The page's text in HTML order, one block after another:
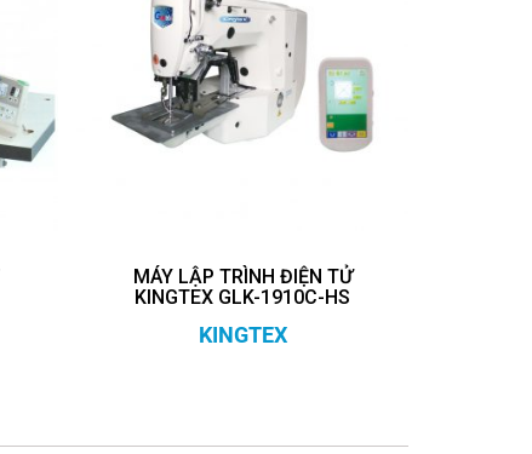
MÁY LẬP TRÌNH ĐIỆN TỬ
KINGTEX GLK-1910C-HS
KINGTEX